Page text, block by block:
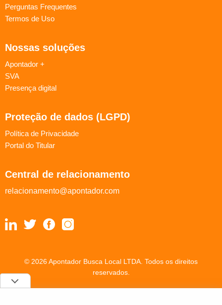
Perguntas Frequentes
Termos de Uso
Nossas soluções
Apontador +
SVA
Presença digital
Proteção de dados (LGPD)
Política de Privacidade
Portal do Titular
Central de relacionamento
relacionamento@apontador.com
© 2026 Apontador Busca Local LTDA. Todos os direitos
reservados.